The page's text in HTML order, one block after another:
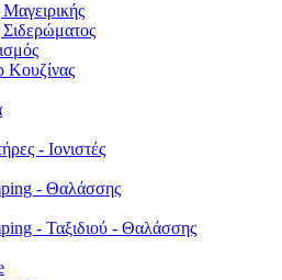
Κουζίνας
- Ιονιστές
- Θαλάσσης
- Ταξιδιού - Θαλάσσης